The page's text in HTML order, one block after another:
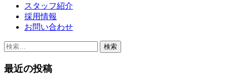
スタッフ紹介
採用情報
お問い合わせ
検
最近の投稿